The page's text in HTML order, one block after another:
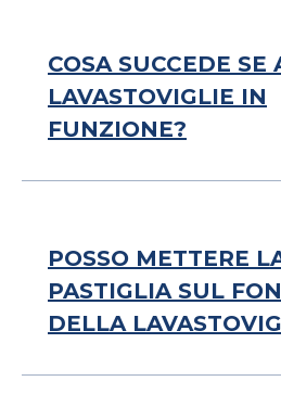
COSA SUCCEDE SE
LAVASTOVIGLIE IN
FUNZIONE?
POSSO METTERE
PASTIGLIA SUL
DELLA